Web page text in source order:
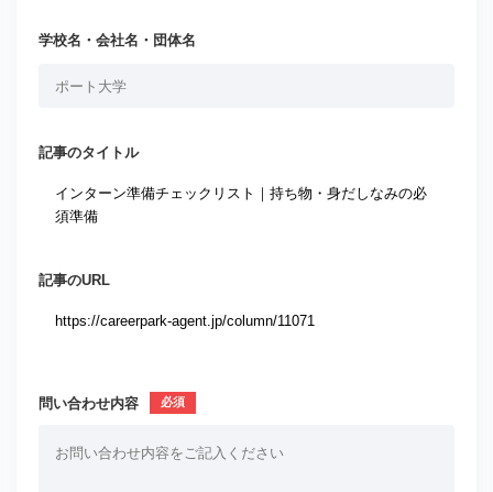
学校名・会社名・団体名
記事のタイトル
記事のURL
問い合わせ内容